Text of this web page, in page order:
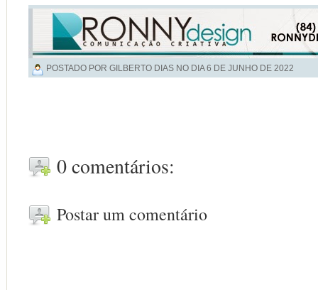
POSTADO POR GILBERTO DIAS NO DIA6 DE JUNHO DE 2022
0 comentários:
Postar um comentário